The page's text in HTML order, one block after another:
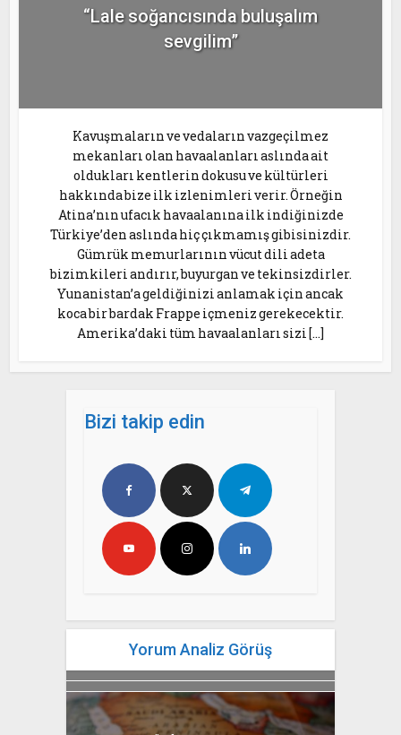
“Lale soğancısında buluşalım
sevgilim”
Kavuşmaların ve vedaların vazgeçilmez
mekanları olan havaalanları aslında ait
oldukları kentlerin dokusu ve kültürleri
hakkında bize ilk izlenimleri verir. Örneğin
Atina’nın ufacık havaalanına ilk indiğinizde
Türkiye’den aslında hiç çıkmamış gibisinizdir.
Gümrük memurlarının vücut dili adeta
bizimkileri andırır, buyurgan ve tekinsizdirler.
Yunanistan’a geldiğinizi anlamak için ancak
koca bir bardak Frappe içmeniz gerekecektir.
Amerika’daki tüm havaalanları sizi […]
Bizi takip edin
Yorum Analiz Görüş